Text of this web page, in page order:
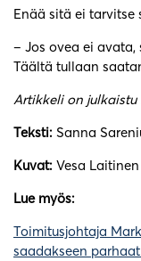
Enää sitä ei tarvitse
– Jos ovea ei
Täältä tullaan
Artikkeli on julkaistu
Teksti: Sanna
Kuvat: Vesa Laitinen
Lue myös:
Toimitusjohtaja
saadakseen